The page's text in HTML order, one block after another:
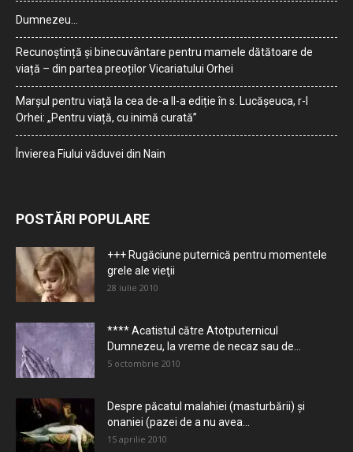
Dumnezeu…
Recunoștință și binecuvântare pentru mamele dătătoare de
viață – din partea preoților Vicariatului Orhei
Marșul pentru viață la cea de-a II-a ediție în s. Lucășeuca, r-l
Orhei: „Pentru viață, cu inimă curată”
Învierea Fiului văduvei din Nain
POSTĂRI POPULARE
+++ Rugăciune puternică pentru momentele
grele ale vieţii
28 iulie 2010
**** Acatistul către Atotputernicul
Dumnezeu, la vreme de necaz sau de...
5 octombrie 2010
Despre păcatul malahiei (masturbării) şi
onaniei (pazei de a nu avea...
15 aprilie 2010